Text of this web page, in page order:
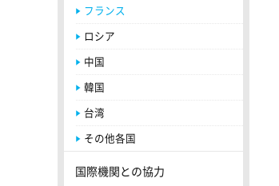
フランス
ロシア
中国
韓国
台湾
その他各国
国際機関との協力